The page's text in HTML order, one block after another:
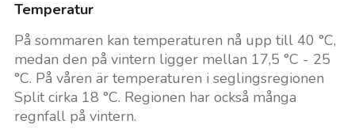
Temperatur
På sommaren kan temperaturen nå upp till 40 °C,
medan den på vintern ligger mellan 17,5 °C - 25
°C. På våren är temperaturen i seglingsregionen
Split cirka 18 °C. Regionen har också många
regnfall på vintern.